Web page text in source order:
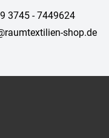
3745 - 7449624
shop.de